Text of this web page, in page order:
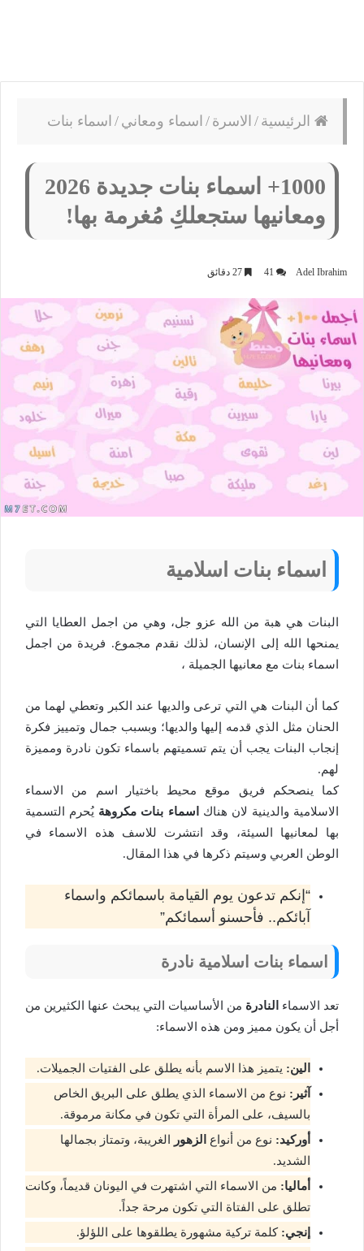
الرئيسية / الاسرة / اسماء ومعاني / اسماء بنات
1000+ اسماء بنات جديدة 2026
ومعانيها ستجعلكِ مُغرمة بها!
Adel Ibrahim
41
اسماء بنات اسلامية
البنات هي هبة من الله عزو جل، وهي من اجمل العطايا التي
يمنحها الله إلى الإنسان، لذلك نقدم مجموع. فريدة من اجمل
اسماء بنات مع معانيها الجميلة ،
كما أن البنات هي التي ترعى والديها عند الكبر وتعطي لهما من
الحنان مثل الذي قدمه إليها والديها؛ وبسبب جمال وتمييز فكرة
إنجاب البنات يجب أن يتم تسميتهم باسماء تكون نادرة ومميزة
لهم.
كما ينصحكم فريق موقع محيط باختيار اسم من الاسماء
الاسلامية والدينية لان هناك
اسماء بنات مكروهة يُحرم التسمية
بها لمعانيها السيئة، وقد انتشرت للاسف هذه الاسماء في
الوطن العربي وسيتم ذكرها في هذا المقال.
“إنكم تدعون يوم القيامة باسمائكم واسماء
آبائكم.. فأحسنو أسمائكم”
اسماء بنات اسلامية نادرة
تعد الاسماء النادرة من الأساسيات التي يبحث عنها الكثيرين من
أجل أن يكون مميز ومن هذه الاسماء:
الين: يتميز هذا الاسم بأنه يطلق على الفتيات الجميلات.
آثير: نوع من الاسماء الذي يطلق على البريق الخاص
بالسيف، على المرأة التي تكون في مكانة مرموقة.
أوركيد: نوع من أنواع الزهور الغريبة، وتمتاز بجمالها
الشديد.
أماليا: من الاسماء التي اشتهرت في اليونان قديماً، وكانت
تطلق على الفتاة التي تكون مرحة جداً.
إنجي: كلمة تركية مشهورة يطلقوها على اللؤلؤ.